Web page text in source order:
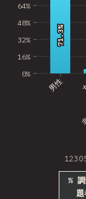
男性
0%
16%
32%
48%
64%
71.3%
71.3%
%